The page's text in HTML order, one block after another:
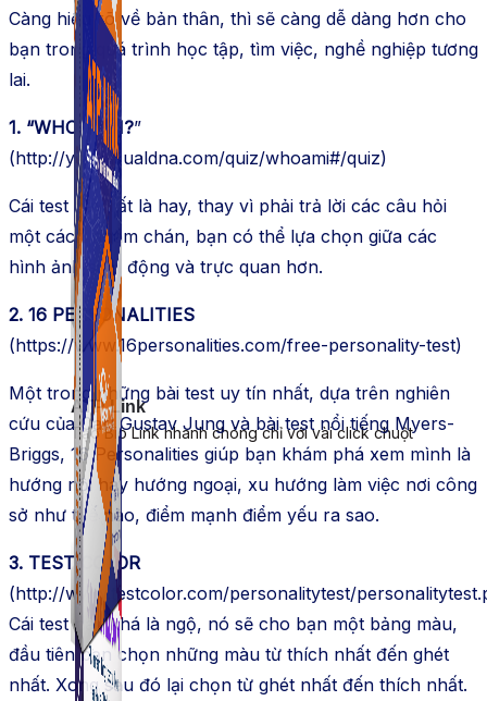
ATP Link
Tạo Bio Link nhanh chóng chỉ với vài click chuột
Càng hiểu rõ về bản thân, thì sẽ càng dễ dàng hơn cho
bạn trong quá trình học tập, tìm việc, nghề nghiệp tương
lai.
1. “WHO AM I?”
(http://you.visualdna.com/quiz/whoami#/quiz)
Cái test này rất là hay, thay vì phải trả lời các câu hỏi
một cách nhàm chán, bạn có thể lựa chọn giữa các
hình ảnh sinh động và trực quan hơn.
2. 16 PERSONALITIES
(https://www.16personalities.com/free-personality-test)
Một trong những bài test uy tín nhất, dựa trên nghiên
cứu của Carl Gustav Jung và bài test nổi tiếng Myers-
Briggs, 16 Personalities giúp bạn khám phá xem mình là
hướng nội hay hướng ngoại, xu hướng làm việc nơi công
sở như thế nào, điểm mạnh điểm yếu ra sao.
3. TEST COLOR
(http://www.testcolor.com/personalitytest/
Cái test này khá là ngộ, nó sẽ cho bạn một bảng màu,
đầu tiên bạn chọn những màu từ thích nhất đến ghét
nhất. Xong sau đó lại chọn từ ghét nhất đến thích nhất.